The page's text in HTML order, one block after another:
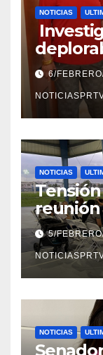
NOTICIAS
el
en
6/
NOTICIAS
reunión
5/
NOTICIAS